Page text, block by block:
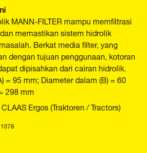
MANN-FILTER mampu memfiltrasi
memastikan sistem hidrolik
Berkat media filter, yang
dengan tujuan penggunaan, kotoran
dipisahkan dari cairan hidrolik.
= 95 mm; Diameter dalam (B) = 60
298 mm
Ergos (Traktoren / Tractors)